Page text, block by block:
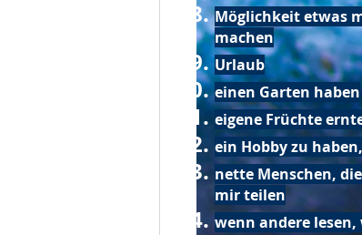
Möglichkeit etwas
machen
Urlaub
einen Garten haben
eigene Früchte
ein Hobby zu
nette Menschen,
mir teilen
wenn andere lesen,